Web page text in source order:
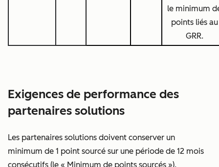
le minimum
points liés au
GRR.
Exigences de performance des
partenaires solutions
Les partenaires solutions doivent conserver un
minimum de 1 point sourcé sur une période de 12 mois
consécutifs (le « Minimum de points sourcés »).